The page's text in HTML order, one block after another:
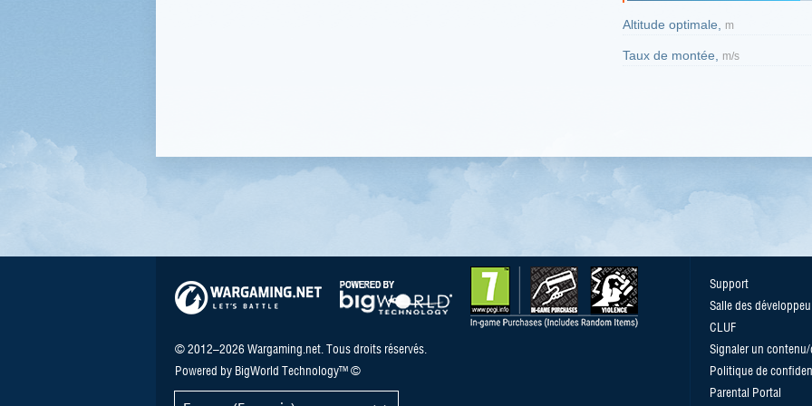
Altitude optimale, m
Taux de montée, m/s
© 2012–2026 Wargaming.net. Tous droits réservés.
Powered by BigWorld Technology™ ©
Support
Salle des
CLUF
Signaler un
Politique de
Parental Portal